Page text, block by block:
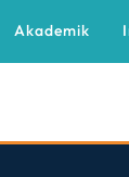
Akademik